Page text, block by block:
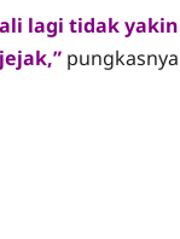
lagi tidak